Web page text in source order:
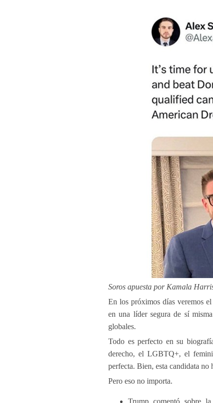
Soros apuesta por Kamala
En los próximos días veremos
en una líder segura de sí
globales.
Todo es perfecto en su
derecho, el LGBTQ+, el
perfecta. Bien, esta candidata no
Pero eso no importa.
Trump comentó sobre